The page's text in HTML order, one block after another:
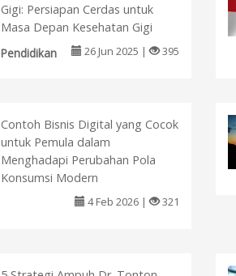
Gigi: Persiapan Cerdas untuk
Masa Depan Kesehatan Gigi
Pendidikan
26 Jun 2025 | 395
Contoh Bisnis Digital yang Cocok
untuk Pemula dalam
Menghadapi Perubahan Pola
Konsumsi Modern
4 Feb 2026 | 321